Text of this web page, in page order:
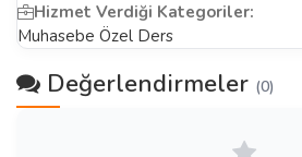
Hizmet Verdiği Kategoriler:
Muhasebe Özel Ders
Değerlendirmeler (0)